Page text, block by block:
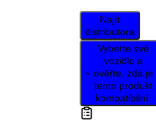
Najít
distributora
Vyberte své
vozidlo a
ověřte, zda je
tento produkt
kompatibilní.